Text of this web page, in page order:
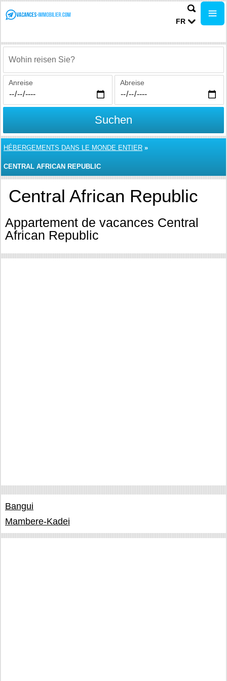
FR
Wohin reisen Sie?
Anreise Abreise
Suchen
HÉBERGEMENTS DANS LE MONDE ENTIER »
CENTRAL AFRICAN REPUBLIC
Central African Republic
Appartement de vacances Central
African Republic
Bangui
Mambere-Kadei